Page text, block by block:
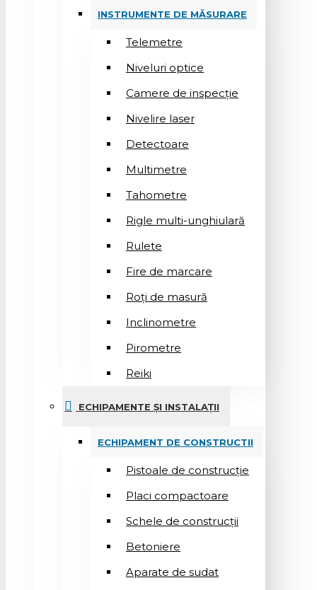
INSTRUMENTE DE MĂSURARE
Telemetre
Niveluri optice
Camere de inspecție
Nivelire laser
Detectoare
Multimetre
Tahometre
Rigle multi-unghiulară
Rulete
Fire de marcare
Roți de masură
Inclinometre
Pirometre
Reiki
ECHIPAMENTE ȘI INSTALAȚII
ECHIPAMENT DE CONSTRUCTII
Pistoale de construcție
Placi compactoare
Schele de construcții
Betoniere
Aparate de sudat